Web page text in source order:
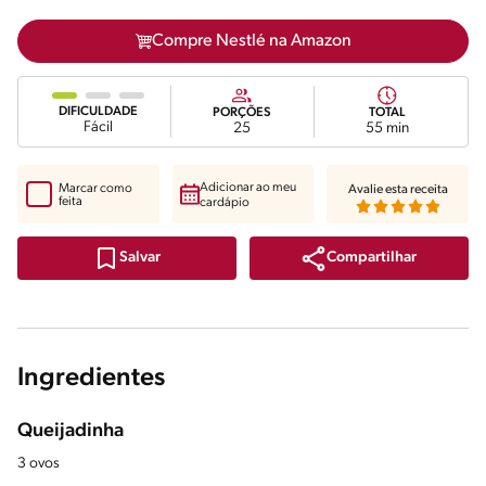
Compre Nestlé na Amazon
DIFICULDADE
Fácil
PORÇÕES
25
TOTAL
55 min
Salvar Compartilhar
Marcar como
feita
Adicionar ao meu
cardápio
Avalie esta receita
Ingredientes
Queijadinha
3 ovos